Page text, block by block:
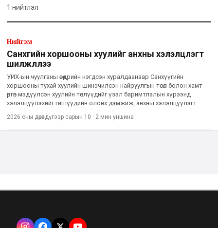
1 нийтлэл
Нийгэм
Санхүүгийн хоршооны хуулийг анхны хэлэлцүүлэгт
шилжүүллээ
УИХ-ын чуулганы өнөөдрийн нэгдсэн хуралдаанаар Санхүүгийн
хоршооны тухай хуулийн шинэчилсэн найруулгын төсөл болон хамт
өргөн мэдүүлсэн хуулийн төслүүдийг үзэл баримтлалын хүрээнд
хэлэлцүүлэхийг гишүүдийн олонх дэмжиж, анхны хэлэлцүүлэгт
Санхүү
2026 оны дөрөвдүгээр сарын 10 · 2 мин уншина